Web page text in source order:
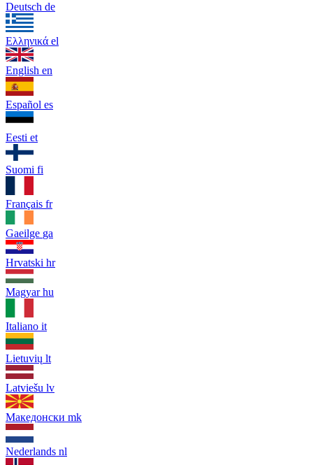
Deutsch de
Ελληνικά el
English en
Español es
Eesti et
Suomi fi
Français fr
Gaeilge ga
Hrvatski hr
Magyar hu
Italiano it
Lietuvių lt
Latviešu lv
Македонски mk
Nederlands nl